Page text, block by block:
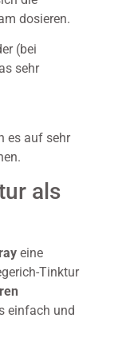
dosieren.
(bei
sehr
es auf sehr
als
eine
Tinktur
einfach und